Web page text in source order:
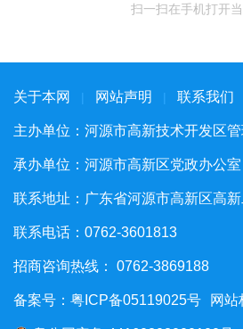
扫一扫在手机打开
关于本网 | 网站声明 | 联系我们
主办单位：河源市高新技术开发区
承办单位：河源市高新区党政办公室
联系地址：广东省河源市高新区高
联系电话：0762-3601813
招商咨询热线： 0762-3869188
备案号：粤ICP备05119025号 网站